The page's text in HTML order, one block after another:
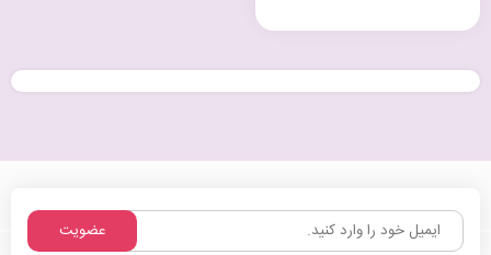
عضویت